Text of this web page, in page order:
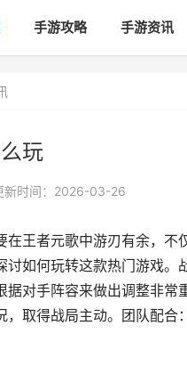
手游攻略 手游资讯
玩
新时间：2026-03-26
在王者元歌中游刃有余，不
讨如何玩转这款热门游戏。
据对手阵容来做出调整非
，取得战局主动。团队配